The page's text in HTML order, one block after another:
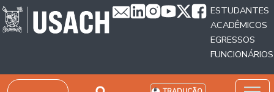
Passar para o conteúdo principal
ESTUDANTES
ACADÊMICOS
EGRESSOS
FUNCIONÁRIOS
Pesquisar